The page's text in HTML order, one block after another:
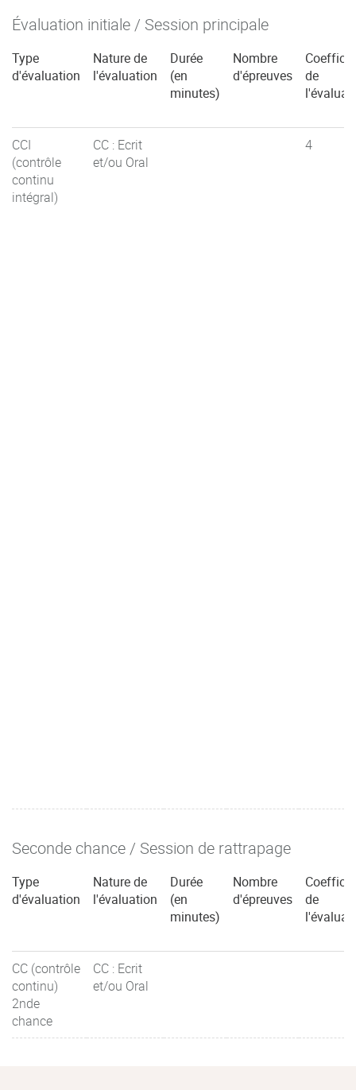
Évaluation initiale / Session principale
Type
d'évaluation
Nature de
l'évaluation
Durée
(en
minutes)
Nombre
d'épreuves
de
CCI
(contrôle
continu
intégral)
CC : Ecrit
et/ou Oral
4
Seconde chance / Session de rattrapage
Type
d'évaluation
Nature de
l'évaluation
Durée
(en
minutes)
Nombre
d'épreuves
de
CC (contrôle
continu)
2nde
chance
CC : Ecrit
et/ou Oral